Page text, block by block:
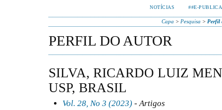
NOTÍCIAS ##E-
Capa > Pesquisa > Perfil
PERFIL DO AUTOR
SILVA, RICARDO LUIZ
USP, BRASIL
Vol. 28, No 3 (2023) - Artigos